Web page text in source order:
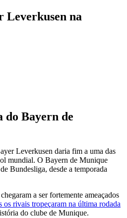
Leverkusen na
do Bayern de
Leverkusen daria fim a uma das
mundial. O Bayern de Munique
Bundesliga, desde a temporada
a ser fortemente ameaçados
os rivais tropeçaram na última rodada
do clube de Munique.